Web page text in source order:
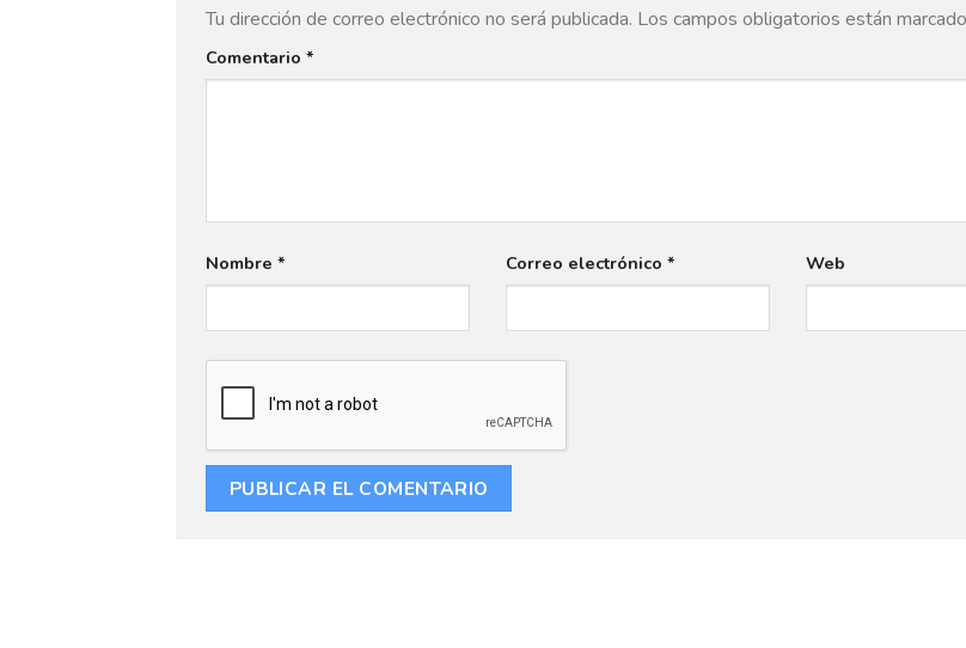
Tu dirección de correo electrónico no será publicada. Los campos obligatorios están
Comentario *
Nombre * Correo electrónico * Web